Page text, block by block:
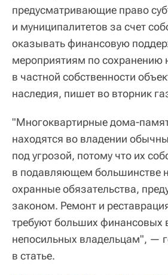
предусматривающие право
и муниципалитетов за счет
оказывать финансовую
мероприятиям по сохранению
в частной собственности
наследия, пишет во вторник
"Многоквартирные дома-
находятся во владении
под угрозой, потому что их
в подавляющем большинстве
охранные обязательства,
законом. Ремонт и
требуют больших финансовых
непосильных владельцам", —
в статье.